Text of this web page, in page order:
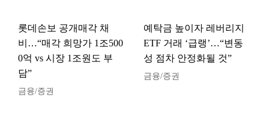
롯데손보 공개매각 채
비…“매각 희망가 1조500
0억 vs 시장 1조원도 부
담”
금융/증권
예탁금 높이자 레버리지
ETF 거래 ‘급랭’…“변동
성 점차 안정화될 것”
금융/증권